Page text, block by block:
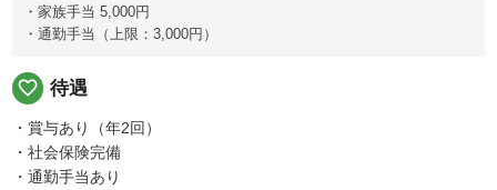
・家族手当 5,000円
・通勤手当（上限：3,000円）
favorite_border 待遇
・賞与あり（年2回）
・社会保険完備
・通勤手当あり